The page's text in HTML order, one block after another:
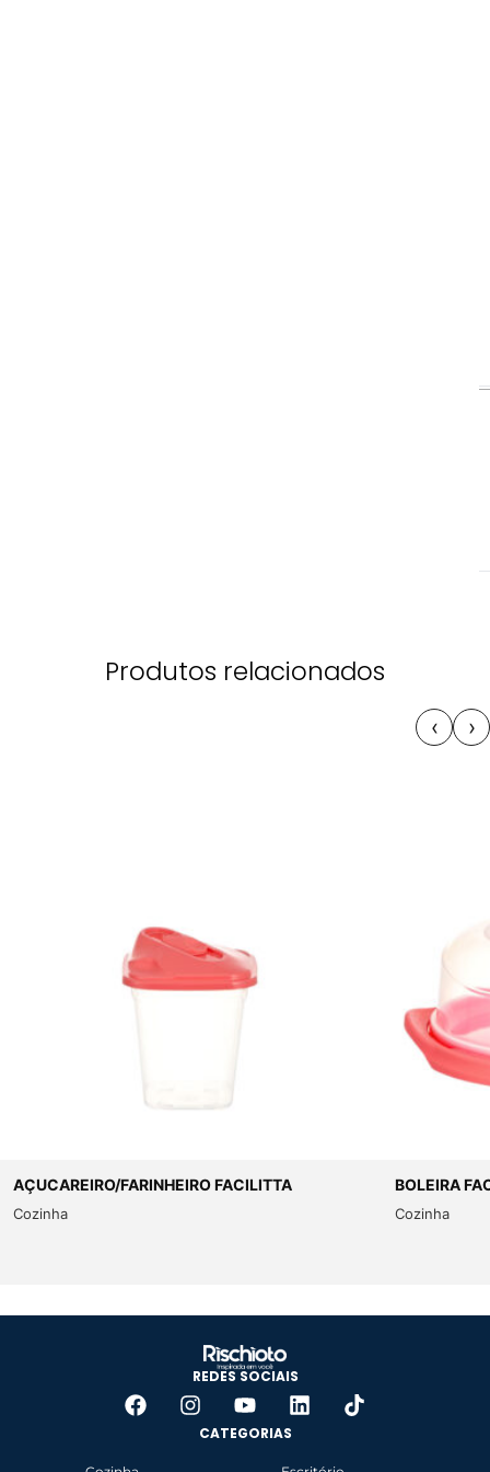
Produtos relacionados
‹ ›
AÇUCAREIRO/FARINHEIRO FACILITTA
Cozinha
BOLEIRA
Cozinha
REDES SOCIAIS
CATEGORIAS